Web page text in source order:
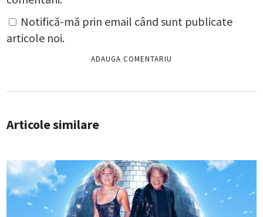
Notifică-mă prin email când sunt publicate
articole noi.
Articole similare